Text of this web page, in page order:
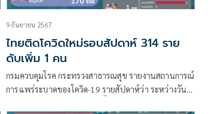
9 กันยายน 2567
ไทยติดโควิดใหม่รอบสัปดาห์ 314 ราย
ดับเพิ่ม 1 คน
กรมควบคุมโรค กระทรวงสาธารณสุข รายงานสถานการณ์
การแพร่ระบาดของโควิด-19 รายสัปดาห์ว่า ระหว่างวันที่